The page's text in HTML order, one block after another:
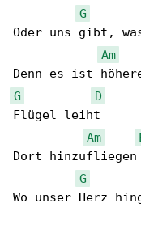
G
Oder uns gibt,
Am
G
D
Flügel leiht
Am
Dort hinzufliegen
G
Wo unser Herz